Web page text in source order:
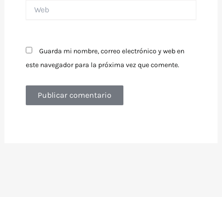
Guarda mi nombre, correo electrónico y web en
este navegador para la próxima vez que comente.